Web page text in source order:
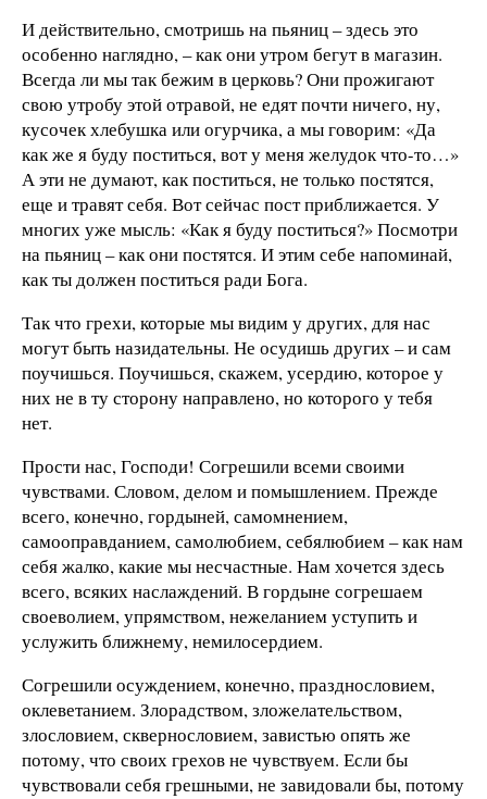
И действительно, смотришь на пьяниц – здесь это
особенно наглядно, – как они утром бегут в магазин.
Всегда ли мы так бежим в церковь? Они прожигают
свою утробу этой отравой, не едят почти ничего, ну,
кусочек хлебушка или огурчика, а мы говорим: «Да
как же я буду поститься, вот у меня желудок что-то…»
А эти не думают, как поститься, не только постятся,
еще и травят себя. Вот сейчас пост приближается. У
многих уже мысль: «Как я буду поститься?» Посмотри
на пьяниц – как они постятся. И этим себе напоминай,
как ты должен поститься ради Бога.
Так что грехи, которые мы видим у других, для нас
могут быть назидательны. Не осудишь других – и сам
поучишься. Поучишься, скажем, усердию, которое у
них не в ту сторону направлено, но которого у тебя
нет.
Прости нас, Господи! Согрешили всеми своими
чувствами. Словом, делом и помышлением. Прежде
всего, конечно, гордыней, самомнением,
самооправданием, самолюбием, себялюбием – как нам
себя жалко, какие мы несчастные. Нам хочется здесь
всего, всяких наслаждений. В гордыне согрешаем
своеволием, упрямством, нежеланием уступить и
услужить ближнему, немилосердием.
Согрешили осуждением, конечно, праздносло­вием,
оклеветанием. Злорадством, зложелательством,
злословием, сквернословием, завистью опять же
потому, что своих грехов не чувствуем. Если бы
чувствовали себя грешными, не завидовали бы, потому